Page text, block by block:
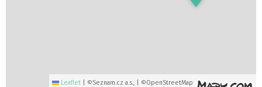
Leaflet ©Seznam.cz a.s., | ©OpenStreetMap